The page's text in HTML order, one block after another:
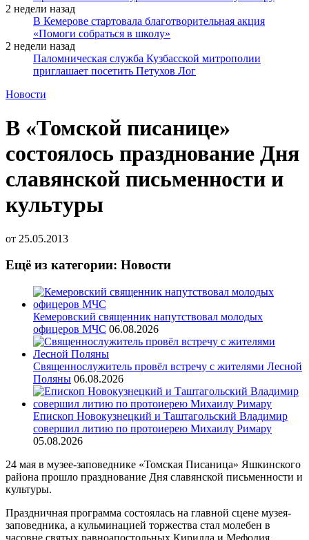
2 недели назад
В Кемерове стартовала благотворительная акция
«Помоги собраться в школу»
2 недели назад
Паломническая служба Кузбасской митрополии
приглашает посетить Петухов Лог
Новости
В «Томской писанице»
состоялось празднование Дня
славянской письменности и
культуры
от 25.05.2013
Ещё из категории: Новости
Кемеровский священник напутствовал молодых
офицеров МЧС 06.08.2026
Священнослужитель провёл встречу с жителями Лесной
Поляны 06.08.2026
Епископ Новокузнецкий и Таштагольский Владимир
совершил литию по протоиерею Михаилу Римару
05.08.2026
24 мая в музее-заповеднике «Томская Писаница» Яшкинского
района прошло празднование Дня славянской письменности и
культуры.
Праздничная программа состоялась на главной сцене музея-
заповедника, а кульминацией торжества стал молебен в